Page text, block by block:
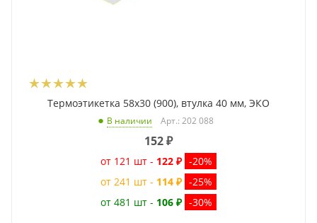
Термоэтикетка 58x30 (900), втулка 40 мм, ЭКО
В наличии Арт.: 202 088
152₽
от 121 шт - 122 ₽ -20%
от 241 шт - 114 ₽ -25%
от 481 шт - 106 ₽ -30%